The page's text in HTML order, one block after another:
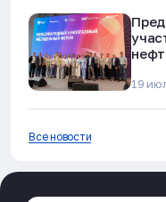
19
Все новости